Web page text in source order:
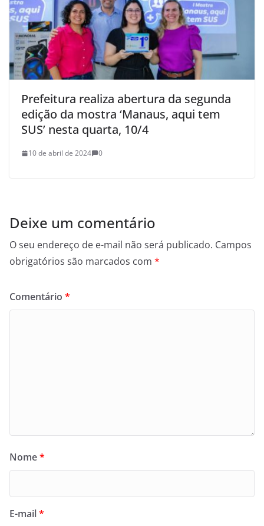
Prefeitura realiza abertura da segunda
edição da mostra ‘Manaus, aqui tem
SUS’ nesta quarta, 10/4
10 de abril de 2024 0
Deixe um comentário
O seu endereço de e-mail não será publicado. Campos
obrigatórios são marcados com *
Comentário *
Nome*
E-mail*